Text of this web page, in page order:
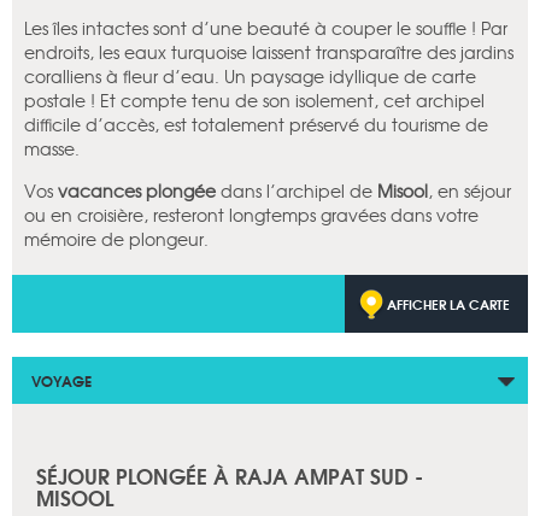
Les îles intactes sont d’une beauté à couper le souffle ! Par
endroits, les eaux turquoise laissent transparaître des jardins
coralliens à fleur d’eau. Un paysage idyllique de carte
postale ! Et compte tenu de son isolement, cet archipel
difficile d’accès, est totalement préservé du tourisme de
masse.
Vos vacances plongée dans l’archipel de Misool, en séjour
ou en croisière, resteront longtemps gravées dans votre
mémoire de plongeur.
AFFICHER LA CARTE
VOYAGE
SÉJOUR PLONGÉE À RAJA AMPAT SUD -
MISOOL